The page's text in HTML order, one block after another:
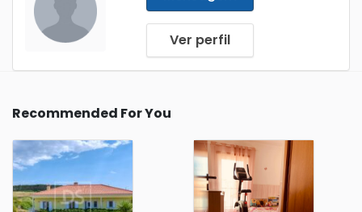
Ver perfil
Recommended For You